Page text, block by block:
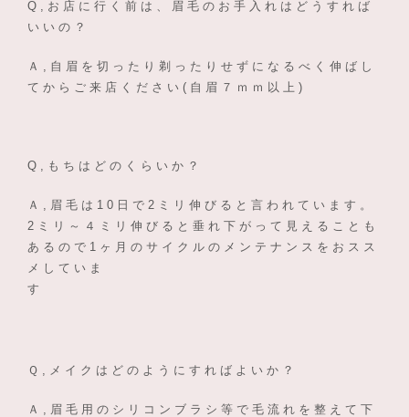
Q , お店に行く前は、眉毛のお手入れはどうすれば
いいの？
Ａ,自眉を切ったり剃ったりせずになるべく伸ばし
てからご来店ください(自眉７ｍｍ以上)
Q,もちはどのくらいか？
Ａ,眉毛は10日で2ミリ伸びると言われています。
2ミリ～４ミリ伸びると垂れ下がって見えることも
あるので1ヶ月のサイクルのメンテナンスをおスス
メしていま
す
Ｑ,メイクはどのようにすればよいか？
Ａ,眉毛用のシリコンブラシ等で毛流れを整えて下